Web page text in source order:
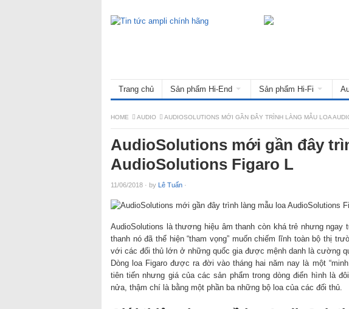
Trang chủ Sản phẩm Hi-End Sản phẩm Hi-Fi
HOME AUDIO AUDIOSOLUTIONS MỚI GẦN ĐÂY TRÌNH LÀNG MẪU LOA
AudioSolutions mới gần đây
AudioSolutions Figaro L
11/06/2018 · by Lê Tuấn ·
AudioSolutions là thương hiệu âm thanh còn khá trẻ nhưng
thanh nó đã thể hiện “tham vọng” muốn chiếm lĩnh toàn bộ thị
với các đối thủ lớn ở những quốc gia được mệnh danh là cường
Dòng loa Figaro được ra đời vào tháng hai năm nay là một
tiên tiến nhưng giá của các sản phẩm trong dòng điển hình là đôi
nửa, thậm chí là bằng một phần ba những bộ loa của các đối thủ.